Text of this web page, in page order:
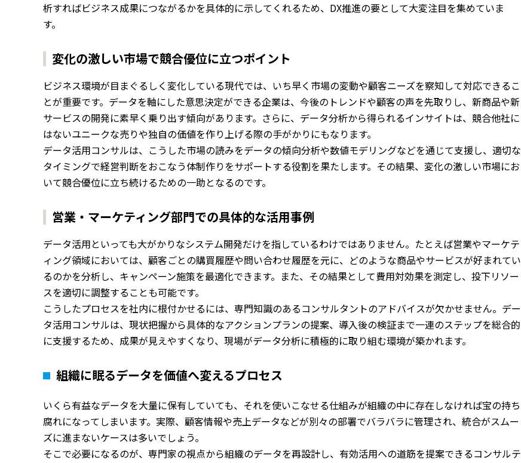
析すればビジネス成果につながるかを具体的に示してくれるため、DX推進の要として大変注目を集めていま
す。
変化の激しい市場で競合優位に立つポイント
ビジネス環境が目まぐるしく変化している現代では、いち早く市場の変動や顧客ニーズを察知して対応できるこ
とが重要です。データを軸にした意思決定ができる企業は、今後のトレンドや顧客の声を先取りし、新商品や新
サービスの開発に素早く乗り出す傾向があります。さらに、データ分析から得られるインサイトは、競合他社に
はないユニークな売りや独自の価値を作り上げる際の手がかりにもなります。
データ活用コンサルは、こうした市場の読みをデータの傾向分析や数値モデリングなどを通じて支援し、適切な
タイミングで経営判断をおこなう体制作りをサポートする役割を果たします。その結果、変化の激しい市場にお
いて競合優位に立ち続けるための一助となるのです。
営業・マーケティング部門での具体的な活用事例
データ活用といっても大がかりなシステム開発だけを指しているわけではありません。たとえば営業やマーケテ
ィング領域においては、顧客ごとの購買履歴や問い合わせ履歴を元に、どのような商品やサービスが好まれてい
るのかを分析し、キャンペーン施策を最適化できます。また、その結果として費用対効果を測定し、投下リソー
スを適切に調整することも可能です。
こうしたプロセスを社内に根付かせるには、専門知識のあるコンサルタントのアドバイスが欠かせません。デー
タ活用コンサルは、現状把握から具体的なアクションプランの提案、導入後の検証まで一連のステップを総合的
に支援するため、成果が見えやすくなり、現場がデータ分析に積極的に取り組む環境が築かれます。
組織に眠るデータを価値へ変えるプロセス
いくら有益なデータを大量に保有していても、それを使いこなせる仕組みが組織の中に存在しなければ宝の持ち
腐れになってしまいます。実際、顧客情報や売上データなどが別々の部署でバラバラに管理され、統合がスムー
ズに進まないケースは多いでしょう。
そこで必要になるのが、専門家の視点から組織のデータを再設計し、有効活用への道筋を提案できるコンサルテ